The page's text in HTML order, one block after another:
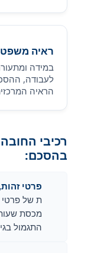
ראיה
במידה
לעבודה,
הראיה
רכיבי
בהסכם:
פרטי
ת של פרטי
מכסת שעות
התגמול